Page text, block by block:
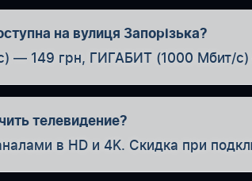
на вулиця Запорізька?
— 149 грн, ГИГАБИТ (1000 Мбит/
телевидение?
в HD и 4K. Скидка при